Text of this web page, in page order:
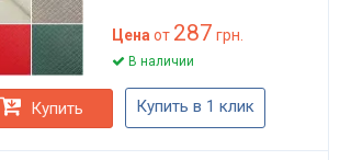
мебели и сумок черный
бежевый коричневый
Цена от 287 грн.
В наличии
Купить Купить в 1 клик